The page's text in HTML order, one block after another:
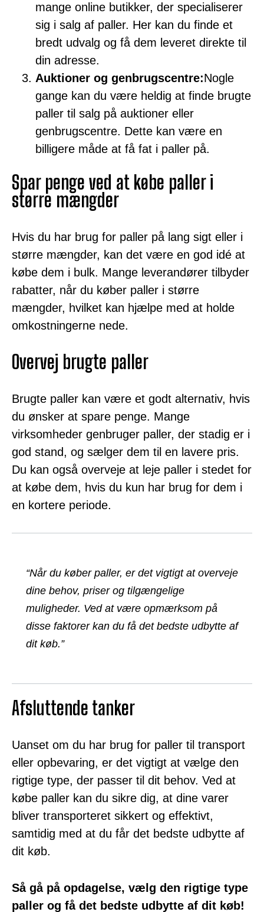
mange online butikker, der specialiserer
sig i salg af paller. Her kan du finde et
bredt udvalg og få dem leveret direkte til
din adresse.
Auktioner og genbrugscentre:Nogle
gange kan du være heldig at finde brugte
paller til salg på auktioner eller
genbrugscentre. Dette kan være en
billigere måde at få fat i paller på.
Spar penge ved at købe paller i
større mængder
Hvis du har brug for paller på lang sigt eller i
større mængder, kan det være en god idé at
købe dem i bulk. Mange leverandører tilbyder
rabatter, når du køber paller i større
mængder, hvilket kan hjælpe med at holde
omkostningerne nede.
Overvej brugte paller
Brugte paller kan være et godt alternativ, hvis
du ønsker at spare penge. Mange
virksomheder genbruger paller, der stadig er i
god stand, og sælger dem til en lavere pris.
Du kan også overveje at leje paller i stedet for
at købe dem, hvis du kun har brug for dem i
en kortere periode.
“Når du køber paller, er det vigtigt at overveje
dine behov, priser og tilgængelige
muligheder. Ved at være opmærksom på
disse faktorer kan du få det bedste udbytte af
dit køb.”
Afsluttende tanker
Uanset om du har brug for paller til transport
eller opbevaring, er det vigtigt at vælge den
rigtige type, der passer til dit behov. Ved at
købe paller kan du sikre dig, at dine varer
bliver transporteret sikkert og effektivt,
samtidig med at du får det bedste udbytte af
dit køb.
Så gå på opdagelse, vælg den rigtige type
paller og få det bedste udbytte af dit køb!